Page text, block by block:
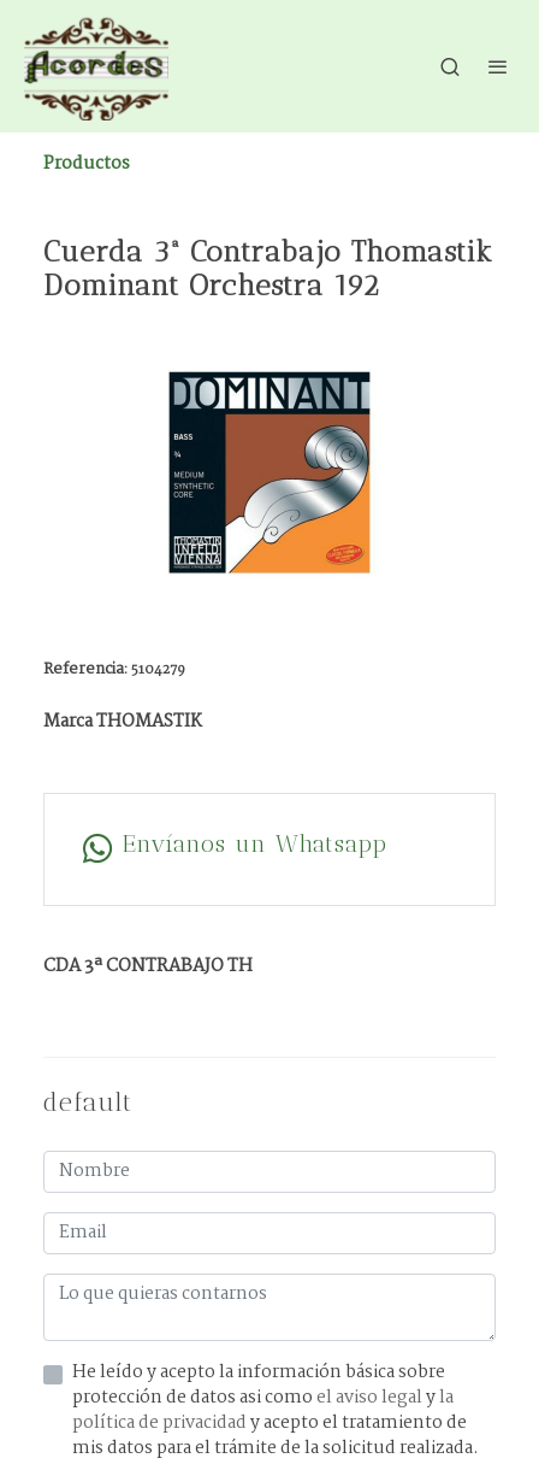
Productos
Cuerda 3ª Contrabajo Thomastik
Dominant Orchestra 192
Referencia:5104279
Marca THOMASTIK
Envíanos un Whatsapp
CDA 3ª CONTRABAJO TH
default
He leído y acepto la información básica sobre
protección de datos asi comoel aviso legalyla
política de privacidady acepto el tratamiento de
mis datos para el trámite de la solicitud realizada.